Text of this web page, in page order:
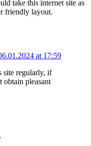
take this internet site as
friendly layout.
at 17:59
site regularly, if
pleasant